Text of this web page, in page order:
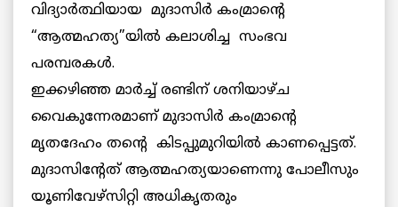
വിദ്യാര്‍ത്ഥിയായ മുദാസിര്‍ കംമ്രാന്റെ
“ആത്മഹത്യ”യില്‍ കലാശിച്ച സംഭവ
പരമ്പരകള്‍.
ഇക്കഴിഞ്ഞ മാര്‍ച്ച് രണ്ടിന് ശനിയാഴ്ച
വൈകുന്നേരമാണ് മുദാസിര്‍ കംമ്രാന്റെ
മൃതദേഹം തന്റെ കിടപ്പുമുറിയില്‍ കാണപ്പെട്ടത്.
മുദാസിന്റേത് ആത്മഹത്യയാണെന്നു പോലീസും
യൂണിവേഴ്സിറ്റി അധികൃതരും